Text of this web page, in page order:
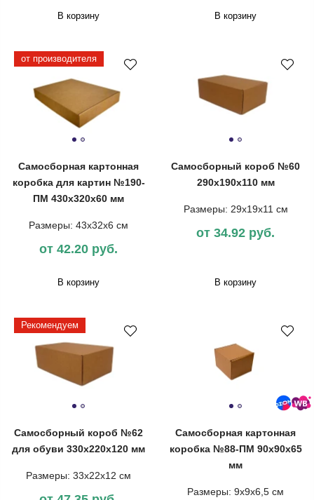
В корзину В корзину
от производителя
Самосборная картонная
коробка для картин №190-
ПМ 430х320х60 мм
Размеры: 43х32х6 см
от 42.20 руб.
В корзину
Самосборный короб №60
290х190х110 мм
Размеры: 29х19х11 см
от 34.92 руб.
В корзину
Рекомендуем
Самосборный короб №62
для обуви 330х220х120 мм
Размеры: 33х22х12 см
Самосборная картонная
коробка №88-ПМ 90x90x65
мм
Размеры: 9x9x6,5 см